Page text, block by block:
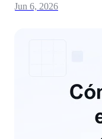
Jun 6, 2026